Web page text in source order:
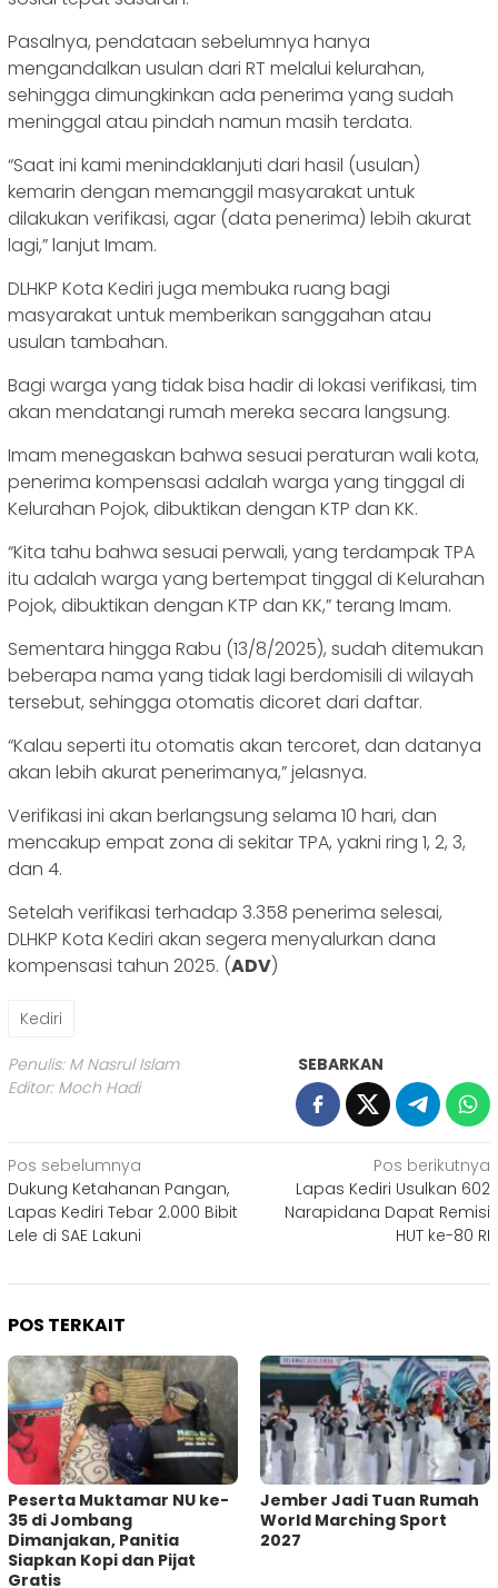
Pasalnya, pendataan sebelumnya hanya
mengandalkan usulan dari RT melalui kelurahan,
sehingga dimungkinkan ada penerima yang sudah
meninggal atau pindah namun masih terdata.
“Saat ini kami menindaklanjuti dari hasil (usulan)
kemarin dengan memanggil masyarakat untuk
dilakukan verifikasi, agar (data penerima) lebih akurat
lagi,” lanjut Imam.
DLHKP Kota Kediri juga membuka ruang bagi
masyarakat untuk memberikan sanggahan atau
usulan tambahan.
Bagi warga yang tidak bisa hadir di lokasi verifikasi, tim
akan mendatangi rumah mereka secara langsung.
Imam menegaskan bahwa sesuai peraturan wali kota,
penerima kompensasi adalah warga yang tinggal di
Kelurahan Pojok, dibuktikan dengan KTP dan KK.
“Kita tahu bahwa sesuai perwali, yang terdampak TPA
itu adalah warga yang bertempat tinggal di Kelurahan
Pojok, dibuktikan dengan KTP dan KK,” terang Imam.
Sementara hingga Rabu (13/8/2025), sudah ditemukan
beberapa nama yang tidak lagi berdomisili di wilayah
tersebut, sehingga otomatis dicoret dari daftar.
“Kalau seperti itu otomatis akan tercoret, dan datanya
akan lebih akurat penerimanya,” jelasnya.
Verifikasi ini akan berlangsung selama 10 hari, dan
mencakup empat zona di sekitar TPA, yakni ring 1, 2, 3,
dan 4.
Setelah verifikasi terhadap 3.358 penerima selesai,
DLHKP Kota Kediri akan segera menyalurkan dana
kompensasi tahun 2025. (ADV)
Kediri
Penulis: M Nasrul Islam
Editor: Moch Hadi
SEBARKAN
Navigasi
pos
Pos sebelumnya
Dukung Ketahanan Pangan,
Lapas Kediri Tebar 2.000 Bibit
Lele di SAE Lakuni
Pos berikutnya
Lapas Kediri Usulkan 602
Narapidana Dapat Remisi
HUT ke-80 RI
POS TERKAIT
Peserta Muktamar NU ke-
35 di Jombang
Dimanjakan, Panitia
Siapkan Kopi dan Pijat
Gratis
Jember Jadi Tuan Rumah
World Marching Sport
2027